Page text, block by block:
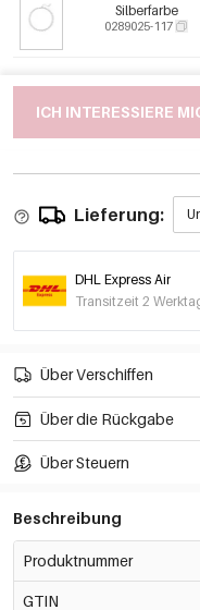
Silberfarbe
0289025-117
ICH INTERESSIERE
Lieferung:
DHL Express Air
Transitzeit 2
Über Verschiffen
Über die Rückgabe
Über Steuern
Beschreibung
Produktnummer
GTIN